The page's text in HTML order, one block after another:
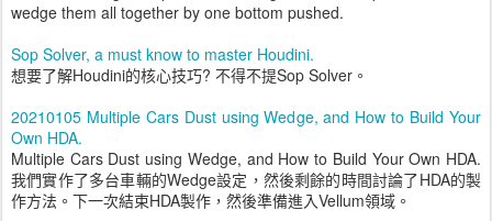
wedge them all together by one bottom pushed.
Sop Solver, a must know to master Houdini.
想要了解Houdini的核心技巧? 不得不提Sop Solver。
20210105 Multiple Cars Dust using Wedge, and How to Build Your
Own HDA.
Multiple Cars Dust using Wedge, and How to Build Your Own HDA.
我們實作了多台車輛的Wedge設定，然後剩餘的時間討論了HDA的製
作方法。下一次結束HDA製作，然後準備進入Vellum領域。